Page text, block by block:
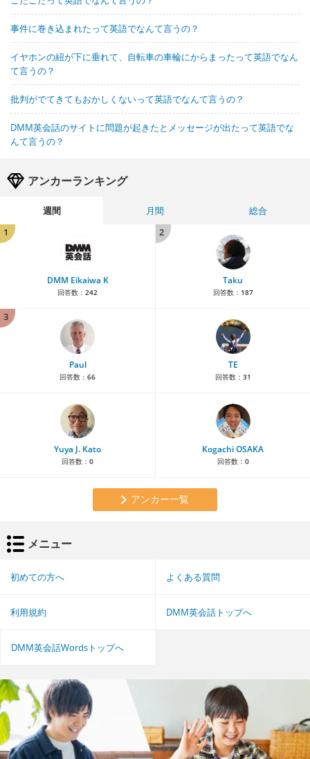
事件に巻き込まれたって英語でなんて言うの？
イヤホンの紐が下に垂れて、自転車の車輪にからまったって英語でなん
て言うの？
批判がでてきてもおかしくないって英語でなんて言うの？
DMM英会話のサイトに問題が起きたとメッセージが出たって英語でな
んて言うの？
アンカーランキング
週間 月間
総合
1
DMM Eikaiwa K
回答数： 242
2
Taku
回答数： 187
3
Paul
回答数： 66
TE
回答数： 31
Yuya J. Kato
回答数： 0
Kogachi OSAKA
回答数： 0
アンカー一覧
メニュー
初めての方へ よくある質問
利用規約 DMM英会話トップへ
DMM英会話Wordsトップへ